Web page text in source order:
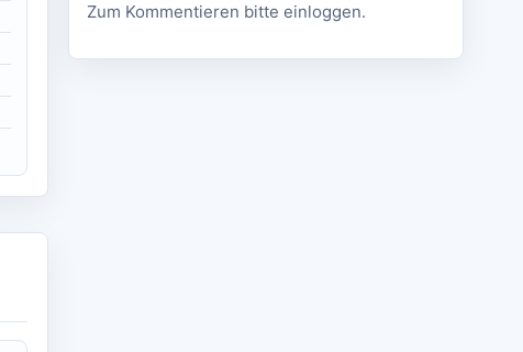
Zum Kommentieren bitte einloggen.